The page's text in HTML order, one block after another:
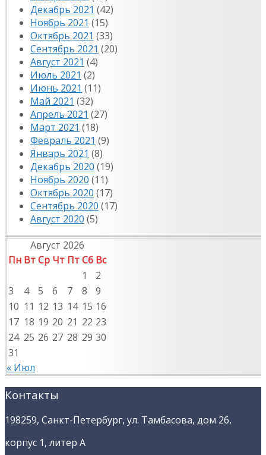
Декабрь 2021 (42)
Ноябрь 2021 (15)
Октябрь 2021 (33)
Сентябрь 2021 (20)
Август 2021 (4)
Июль 2021 (2)
Июнь 2021 (11)
Май 2021 (32)
Апрель 2021 (27)
Март 2021 (18)
Февраль 2021 (9)
Январь 2021 (8)
Декабрь 2020 (19)
Ноябрь 2020 (11)
Октябрь 2020 (17)
Сентябрь 2020 (17)
Август 2020 (5)
Август 2026
Пн ВтСр Чт ПтСб Вс
1
2
3
4 5 6 7 8
9
10 11 12 13 14 15 16
17 18 19 20 21 22 23
24 25 26 27 28 29 30
31
« Июл
Контакты
198259, Санкт-Петербург, ул. Тамбасова, дом 26,
корпус 1, литер А